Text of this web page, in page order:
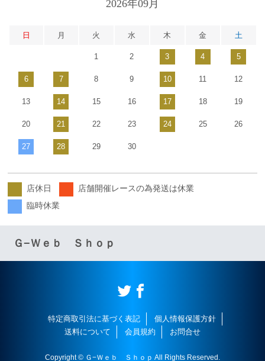
2026年09月
日 月 火 水 木 金 土
1 2 3 4 5
6 7 8 9 10 11 12
13 14 15 16 17 18 19
20 21 22 23 24 25 26
27 28 29 30
店休日
店舗開催レースの為発送は休業
臨時休業
Ｇ−Ｗｅｂ Ｓｈｏｐ
特定商取引法に基づく表記
個人情報保護方針
送料について
会員規約 お問合せ
Copyright © Ｇ−Ｗｅｂ Ｓｈｏｐ All Rights Reserved.